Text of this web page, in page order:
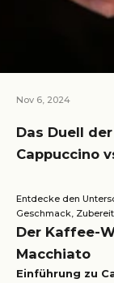
Nov 6, 2024
Das Duell
Cappuccino
Entdecke den
Geschmack,
Der Kaffee-
Macchiato
Einführung zu